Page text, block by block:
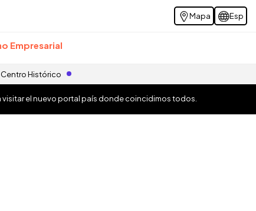
Mapa Esp
Empresarial
Centro Histórico
visitar el nuevo portal país donde coincidimos todos.